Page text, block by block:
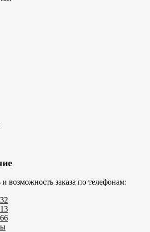
возможность заказа по телефонам: